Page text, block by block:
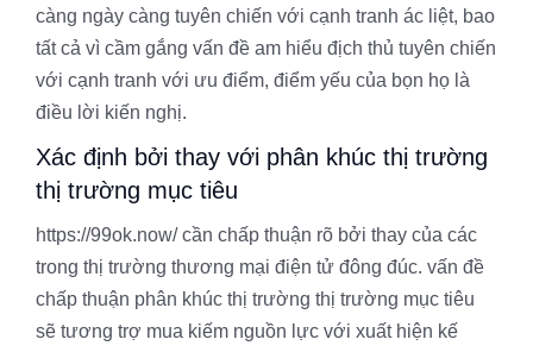
càng ngày càng tuyên chiến với cạnh tranh ác liệt, bao
tất cả vì cầm gắng vấn đề am hiểu địch thủ tuyên chiến
với cạnh tranh với ưu điểm, điểm yếu của bọn họ là
điều lời kiến nghị.
Xác định bởi thay với phân khúc thị trường
thị trường mục tiêu
https://99ok.now/ cần chấp thuận rõ bởi thay của các
trong thị trường thương mại điện tử đông đúc. vấn đề
chấp thuận phân khúc thị trường thị trường mục tiêu
sẽ tương trợ mua kiếm nguồn lực với xuất hiện kế